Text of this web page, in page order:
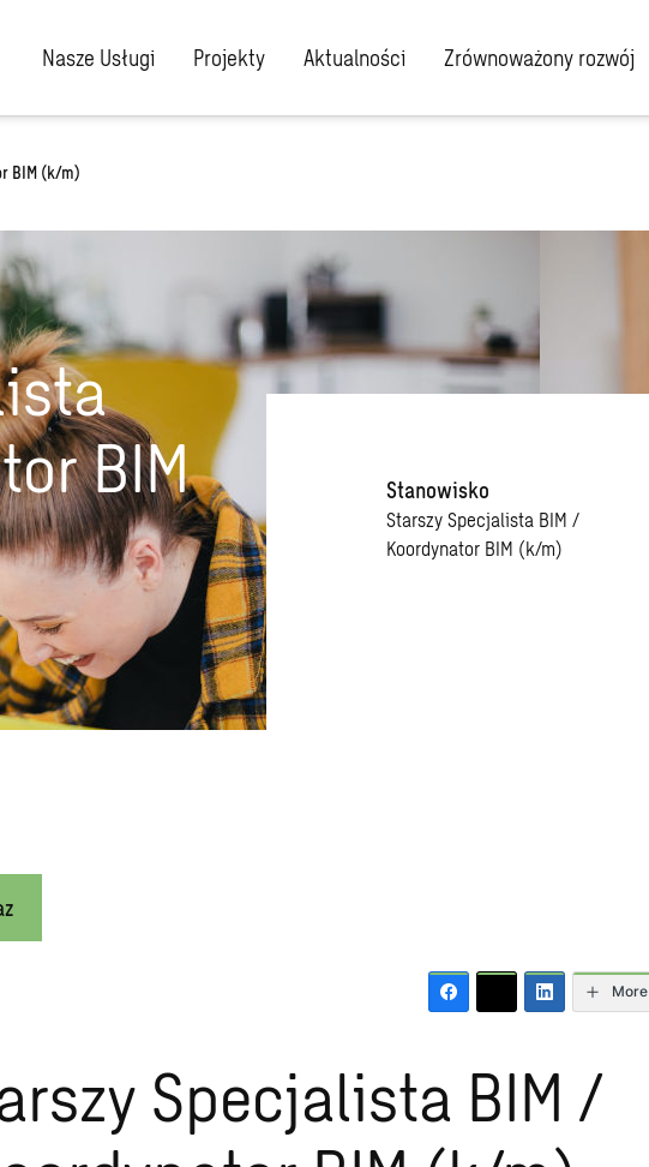
Nasze Usługi Projekty Aktualności Zrównoważony rozwój
BIM (k/m)
BIM
Stanowisko
Starszy Specjalista BIM /
Koordynator BIM (k/m)
More
Specjalista BIM /